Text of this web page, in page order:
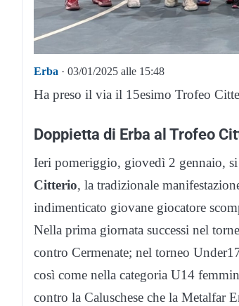
Erba · 03/01/2025 alle 15:48
Ha preso il via il 15esimo Trofeo
Doppietta di Erba al Trofeo
Ieri pomeriggio, giovedì 2 gennaio,
Citterio, la tradizionale
indimenticato giovane giocatore
Nella prima giornata successi nel
contro Cermenate; nel torneo
così come nella categoria U14
contro la Caluschese che la Metalfar